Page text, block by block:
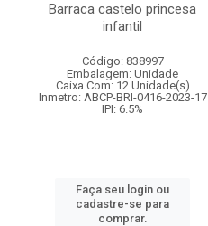
Barraca castelo princesa
infantil
Código: 838997
Embalagem: Unidade
Caixa Com: 12 Unidade(s)
Inmetro: ABCP-BRI-0416-2023-17
IPI: 6.5%
Faça seu login ou
cadastre-se para
comprar.